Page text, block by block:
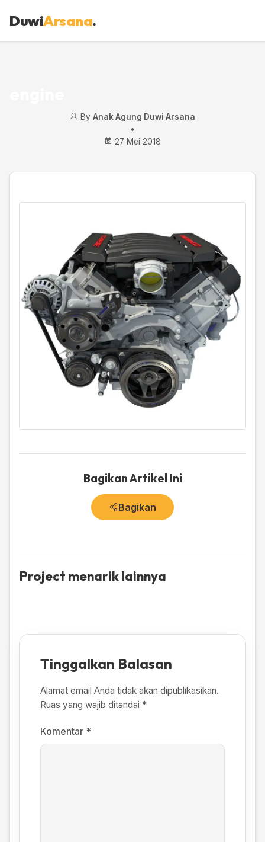
DuwiArsana.
By Anak Agung Duwi Arsana
•
27 Mei 2018
Bagikan Artikel Ini
Bagikan
Project menarik lainnya
Tinggalkan Balasan
Alamat email Anda tidak akan dipublikasikan.
Ruas yang wajib ditandai *
Komentar *